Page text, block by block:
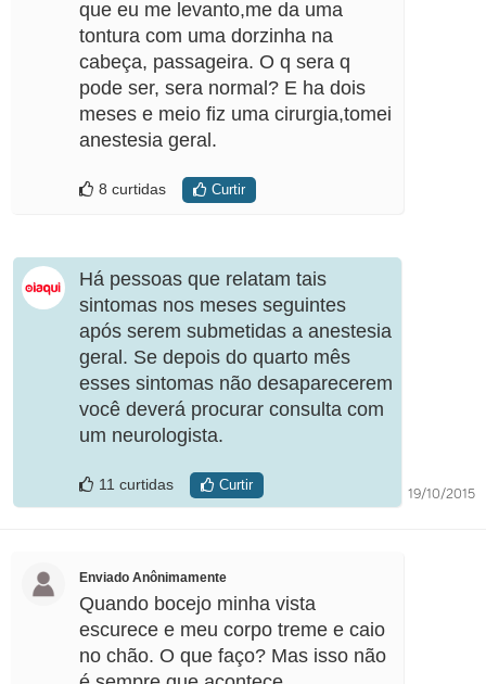
que eu me levanto,me da uma
tontura com uma dorzinha na
cabeça, passageira. O q sera q
pode ser, sera normal? E ha dois
meses e meio fiz uma cirurgia,tomei
anestesia geral.
8 curtidas Curtir
Há pessoas que relatam tais
sintomas nos meses seguintes
após serem submetidas a anestesia
geral. Se depois do quarto mês
esses sintomas não desaparecerem
você deverá procurar consulta com
um neurologista.
11 curtidas Curtir
19/10/2015
Enviado Anônimamente
Quando bocejo minha vista
escurece e meu corpo treme e caio
no chão. O que faço? Mas isso não